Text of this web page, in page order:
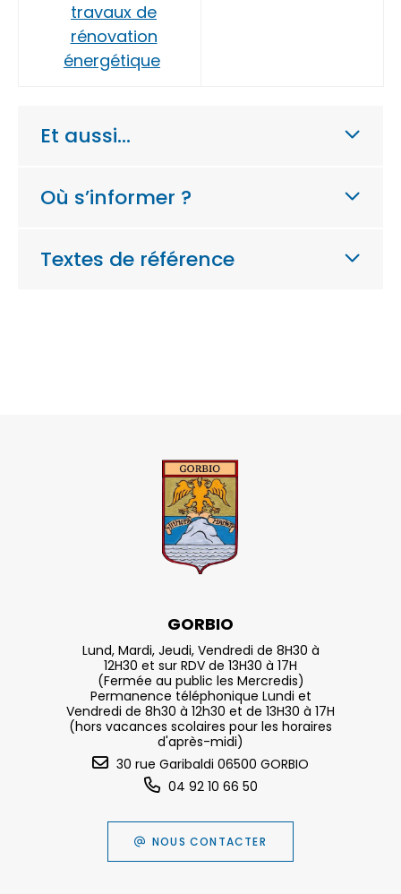
travaux de
rénovation
énergétique
Et aussi…
Où s’informer ?
Textes de référence
GORBIO
Lund, Mardi, Jeudi, Vendredi de 8H30 à
12H30 et sur RDV de 13H30 à 17H
(Fermée au public les Mercredis)
Permanence téléphonique Lundi et
Vendredi de 8h30 à 12h30 et de 13H30 à 17H
(hors vacances scolaires pour les horaires
d'après-midi)
30 rue Garibaldi 06500 GORBIO
04 92 10 66 50
NOUS CONTACTER